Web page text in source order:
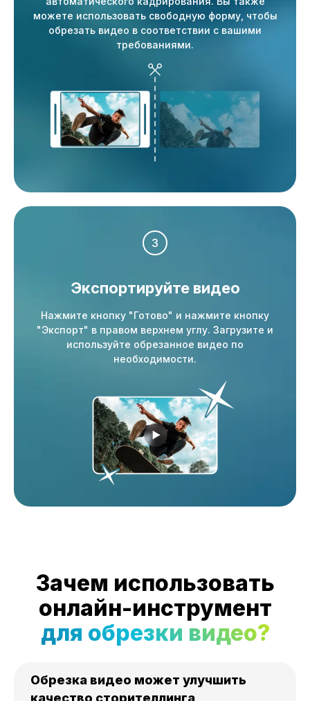
можете использовать свободную форму, чтобы
обрезать видео в соответствии с вашими
требованиями.
3
Экспортируйте видео
Нажмите кнопку "Готово" и нажмите кнопку
"Экспорт" в правом верхнем углу. Загрузите и
используйте обрезанное видео по
необходимости.
Зачем использовать
онлайн-инструмент
для обрезки видео?
Обрезка видео может улучшить
качество сторителлинга